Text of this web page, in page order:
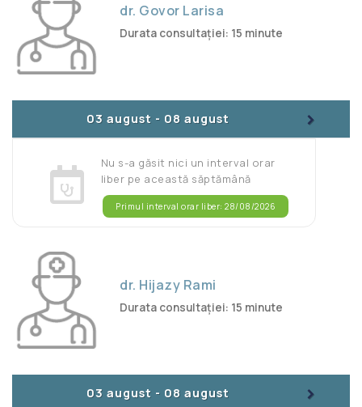
dr. Govor Larisa
Durata consultației: 15 minute
03 august - 08 august >
Nu s-a găsit nici un interval orar
liber pe această săptămână
Primul interval orar liber: 28/08/2026
dr. Hijazy Rami
Durata consultației: 15 minute
03 august - 08 august >